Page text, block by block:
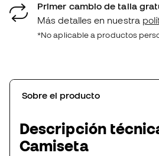
Primer cambio de talla
Más detalles en nuestra
*No aplicable a productos
Sobre el producto
Descripción
Camiseta